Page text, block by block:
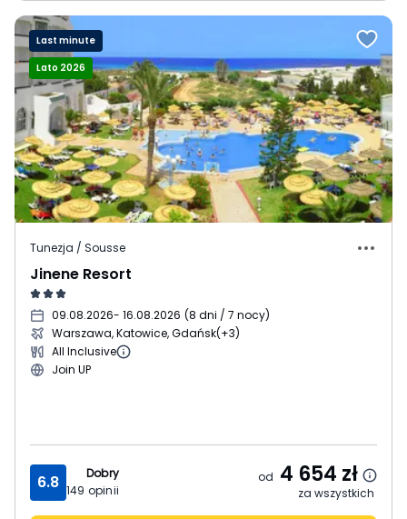
Last minute
Lato 2026
Tunezja / Sousse
Jinene Resort
09.08.2026- 16.08.2026 (8 dni / 7 nocy)
Warszawa, Katowice, Gdańsk(+3)
All Inclusive
Join UP
6.8
Dobry
149 opinii
od 4 654 zł
za wszystkich